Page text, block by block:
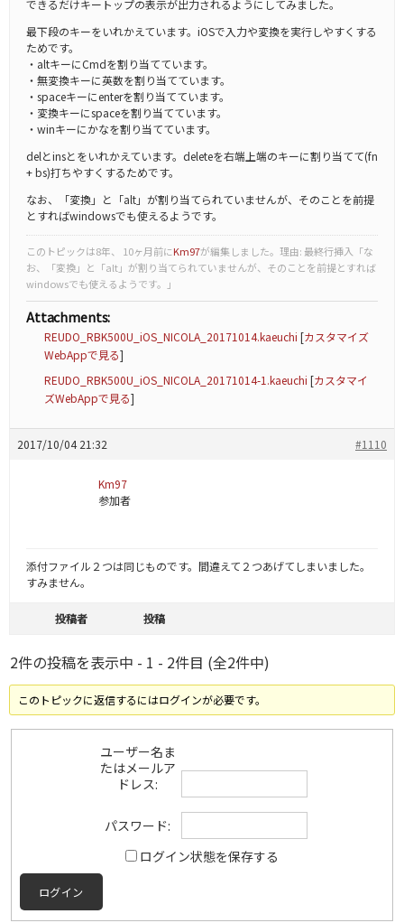
できるだけキートップの表示が出力されるようにしてみました。
最下段のキーをいれかえています。iOSで入力や変換を実行しやすくする
ためです。
・altキーにCmdを割り当てています。
・無変換キーに英数を割り当てています。
・spaceキーにenterを割り当てています。
・変換キーにspaceを割り当てています。
・winキーにかなを割り当てています。
delとinsとをいれかえています。deleteを右端上端のキーに割り当てて(fn
+ bs)打ちやすくするためです。
なお、「変換」と「alt」が割り当てられていませんが、そのことを前提
とすればwindowsでも使えるようです。
このトピックは8年、 10ヶ月前にKm97が編集しました。理由: 最終行挿入「な
お、「変換」と「alt」が割り当てられていませんが、そのことを前提とすれば
windowsでも使えるようです。」
Attachments:
REUDO_RBK500U_iOS_NICOLA_20171014.kaeuchi [カスタマイズ
WebAppで見る]
REUDO_RBK500U_iOS_NICOLA_20171014-1.kaeuchi [カスタマイ
ズWebAppで見る]
2017/10/04 21:32 #1110
Km97
参加者
添付ファイル２つは同じものです。間違えて２つあげてしまいました。
すみません。
投稿者 投稿
2件の投稿を表示中 - 1 - 2件目 (全2件中)
このトピックに返信するにはログインが必要です。
ユーザー名ま
たはメールア
ドレス:
パスワード:
ログイン状態を保存する
ログイン